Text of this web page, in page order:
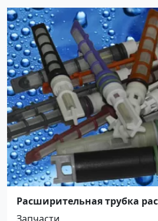
Расширительная трубка
хладагента для